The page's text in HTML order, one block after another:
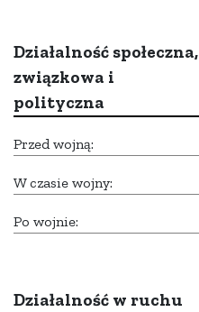
Działalność społeczna,
związkowa i
polityczna
Przed wojną:
W czasie wojny:
Po wojnie:
Działalność w ruchu